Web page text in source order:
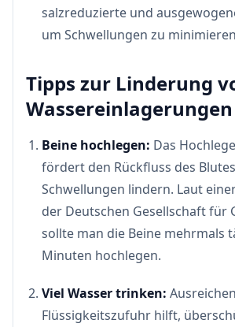
salzreduzierte und
um Schwellungen zu
Tipps zur Linderung
Wassereinlagerungen
Beine hochlegen: Das
fördert den Rückfluss des
Schwellungen lindern. Laut
der Deutschen Gesellschaft für
sollte man die Beine mehrmals
Minuten hochlegen.
Viel Wasser trinken:
Flüssigkeitszufuhr hilft,